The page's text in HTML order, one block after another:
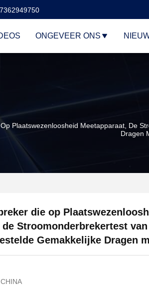
ONGEVEER ONS
Plaatswezenloosheid Meetapparaat, De
Dragen
die op
de Stroomonderbrekertest
Gemakkelijke Dragen